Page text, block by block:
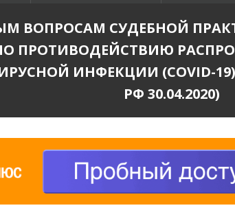
ВОПРОСАМ СУДЕБНОЙ
ПРОТИВОДЕЙСТВИЮ
ИНФЕКЦИИ (COVID-
РФ 30.04.2020)